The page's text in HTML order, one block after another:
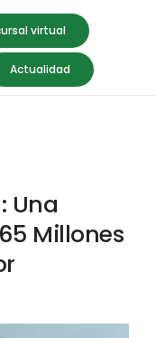
virtual
Actualidad
Una
Millones